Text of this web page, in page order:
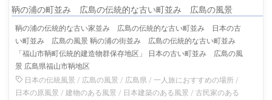
古
い
町
並
れ
高
知
の
鞆の浦の町並み 広島の伝統的な古い町並み 広島の風景
鞆の浦の伝統的な古い家並み 広島の伝統的な古い町並み 日本の古
い町並み 広島の風景 鞆の浦の街並み 広島の伝統的な古い町並み
「福山市鞆町伝統的建造物群保存地区」 日本の古い町並み 広島の風
景 広島県福山市鞆地区
日本の伝統風景 / 広島の風景 / 広島県 /一人旅におすすめの場所 /
日本の原風景 /建物のある風景 / 日本建築のある風景 /古民家のある